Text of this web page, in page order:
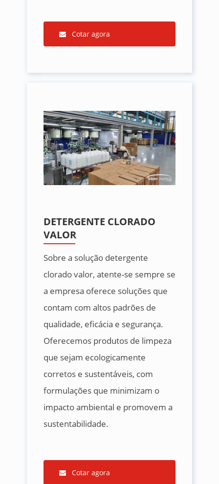
Cotar agora
DETERGENTE CLORADO
VALOR
Sobre a solução detergente
clorado valor, atente-se sempre se
a empresa oferece soluções que
contam com altos padrões de
qualidade, eficácia e segurança.
Oferecemos produtos de limpeza
que sejam ecologicamente
corretos e sustentáveis, com
formulações que minimizam o
impacto ambiental e promovem a
sustentabilidade.
Cotar agora